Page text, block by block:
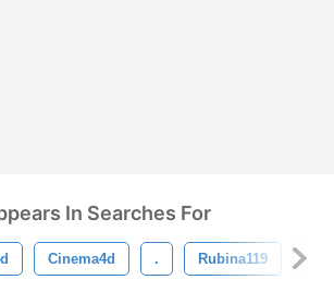
In Searches For
Cinema4d . Rubina119